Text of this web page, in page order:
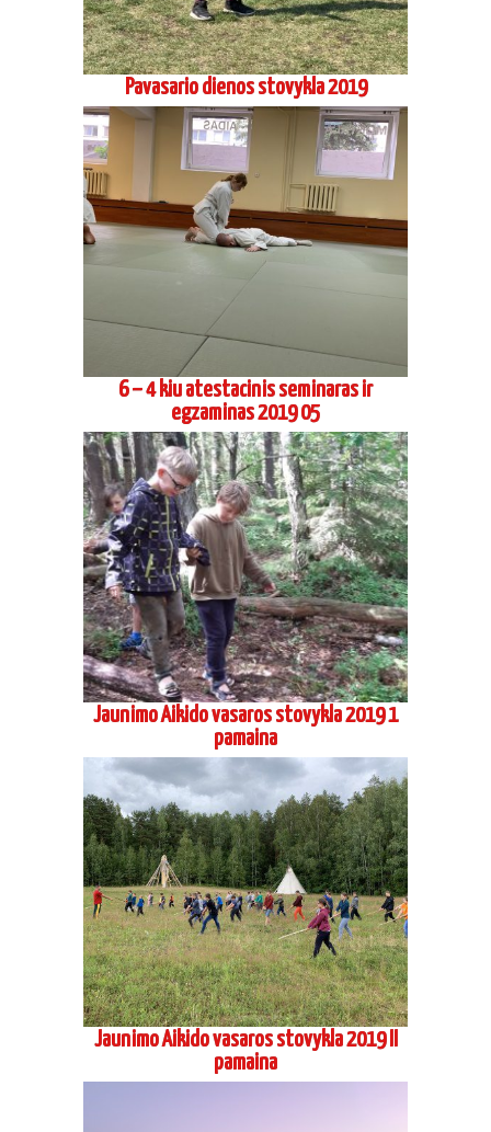
Pavasario dienos stovykla 2019
6 – 4 kiu atestacinis seminaras ir
egzaminas 2019 05
Jaunimo Aikido vasaros stovykla 2019 1
pamaina
Jaunimo Aikido vasaros stovykla 2019 II
pamaina